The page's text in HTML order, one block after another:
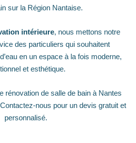
sur la Région Nantaise.
intérieure, nous mettons notre
des particuliers qui souhaitent
en un espace à la fois moderne,
et esthétique.
rénovation de salle de bain à Nantes
nous pour un devis gratuit et
personnalisé.